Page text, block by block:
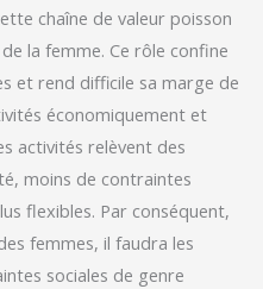
chaîne de valeur poisson
la femme. Ce rôle confine
et rend difficile sa marge de
économiquement et
activités relèvent des
moins de contraintes
flexibles. Par conséquent,
femmes, il faudra les
sociales de genre